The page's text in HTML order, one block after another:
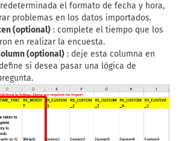
el formato de fecha y hora,
problemas en los datos importados.
(optional) : complete el tiempo que los
en realizar la encuesta.
(optional) : deje esta columna en
si desea pasar una lógica de